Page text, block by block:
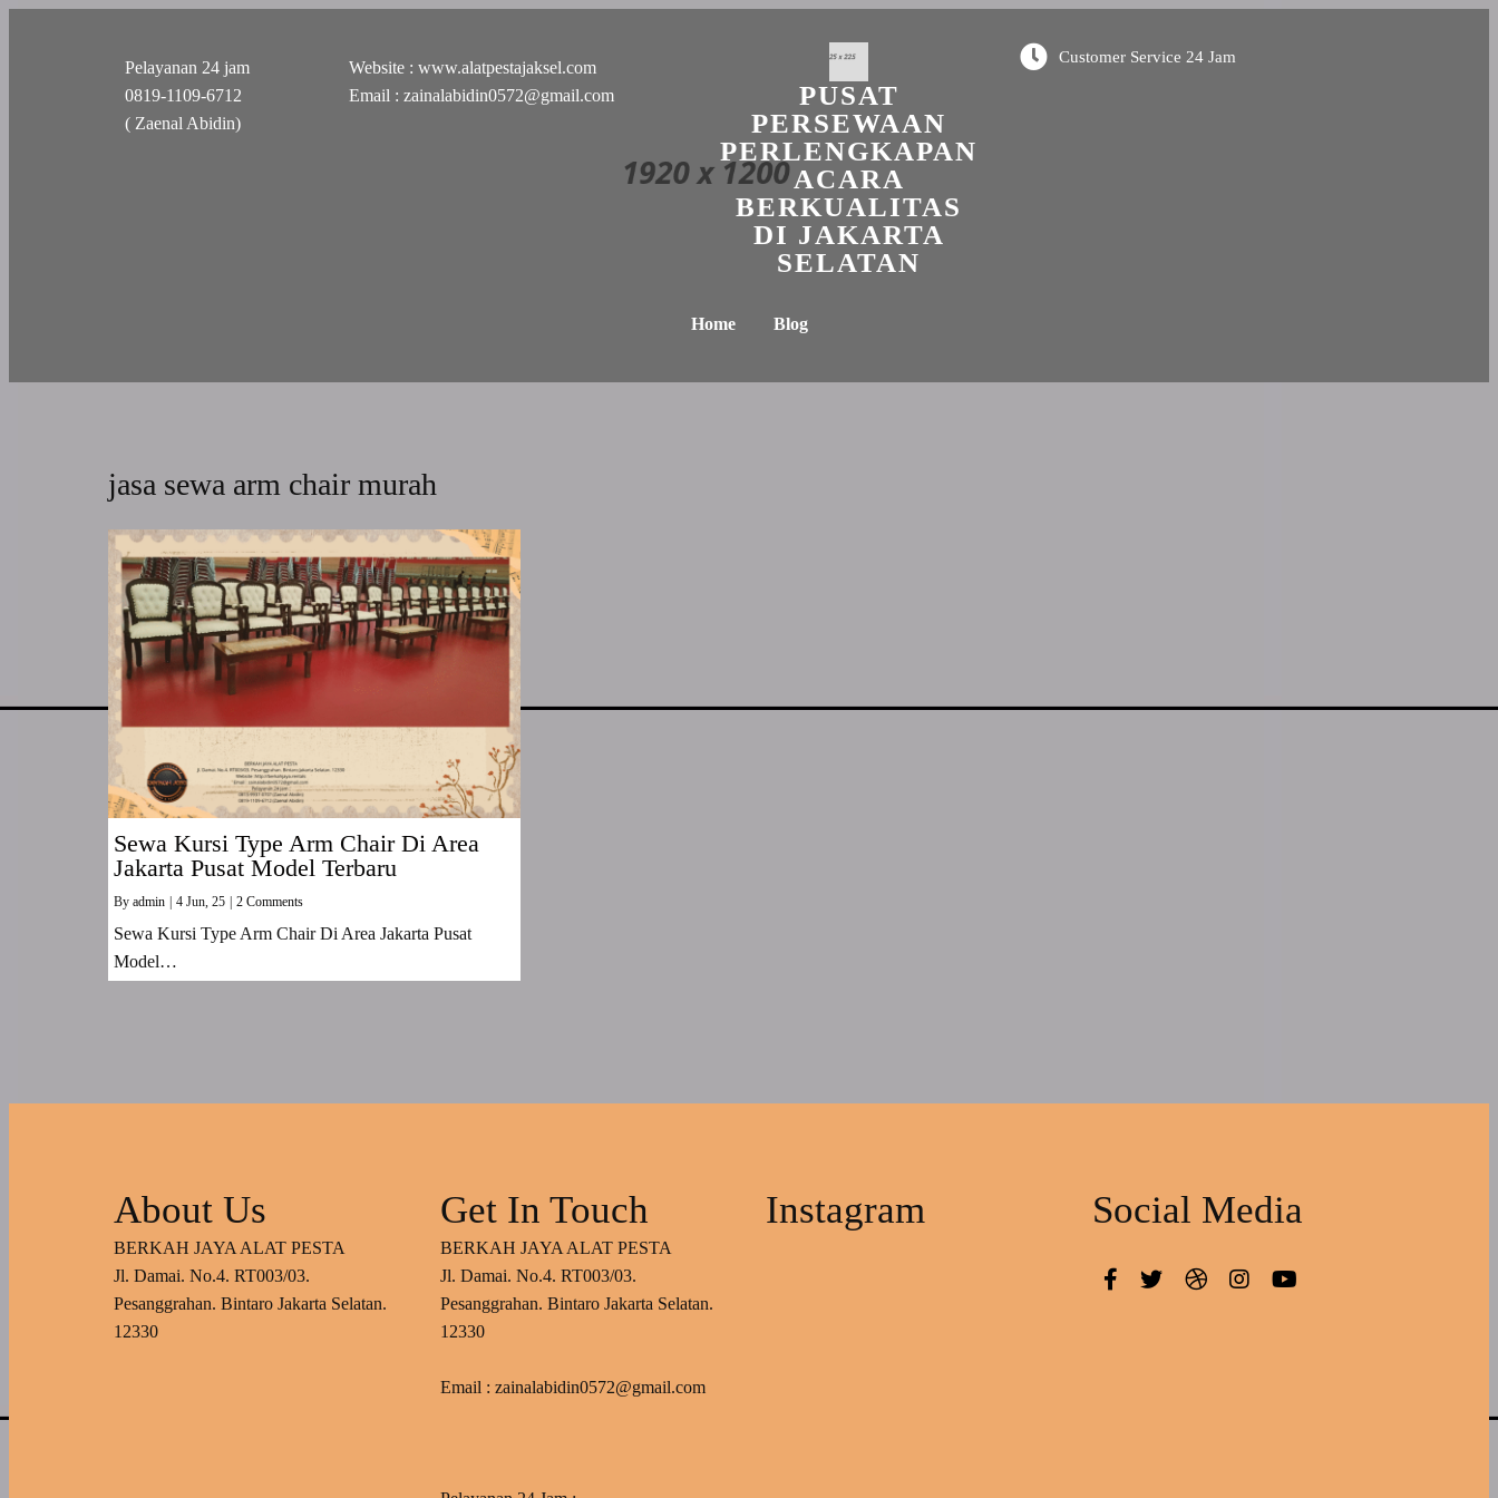
Pelayanan 24 jam
0819-1109-6712
( Zaenal Abidin)
Website : www.alatpestajaksel.com
Email : zainalabidin0572@gmail.com
PUSAT
PERSEWAAN
PERLENGKAPAN
ACARA
BERKUALITAS
DI JAKARTA
SELATAN
Customer Service 24 Jam
Home Blog
jasa sewa arm chair murah
Sewa Kursi Type Arm Chair Di Area
Jakarta Pusat Model Terbaru
By admin 4 Jun, 25 2 Comments
Sewa Kursi Type Arm Chair Di Area Jakarta Pusat
Model…
About Us
BERKAH JAYA ALAT PESTA
Jl. Damai. No.4. RT003/03.
Pesanggrahan. Bintaro Jakarta Selatan.
12330
Get In Touch
BERKAH JAYA ALAT PESTA
Jl. Damai. No.4. RT003/03.
Pesanggrahan. Bintaro Jakarta Selatan.
12330
Email : zainalabidin0572@gmail.com
Instagram Social Media